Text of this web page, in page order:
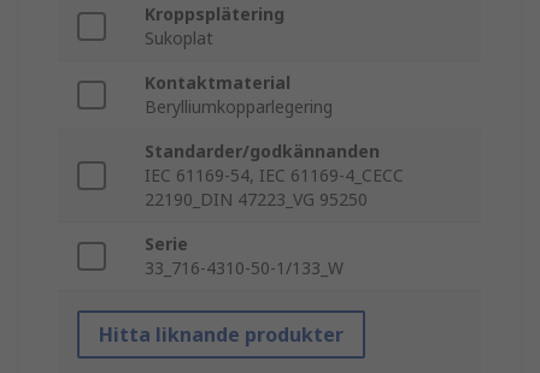
Kroppsplätering
Sukoplat
Kontaktmaterial
Berylliumkopparlegering
Standarder/godkännanden
IEC 61169-54, IEC 61169-4_CECC
22190_DIN 47223_VG 95250
Serie
33_716-4310-50-1/133_W
Hitta liknande produkter